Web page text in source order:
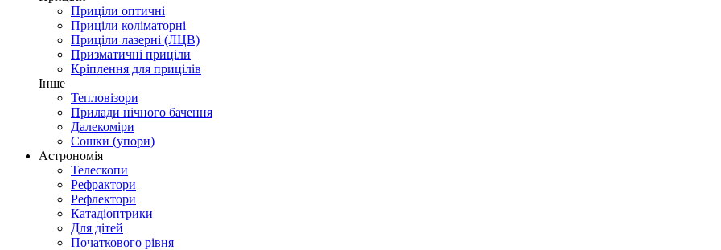
Приціли оптичні
Приціли коліматорні
Приціли лазерні (ЛЦВ)
Призматичні приціли
Кріплення для прицілів
Інше
Тепловізори
Прилади нічного бачення
Далекоміри
Сошки (упори)
Астрономія
Телескопи
Рефрактори
Рефлектори
Катадіоптрики
Для дітей
Початкового рівня